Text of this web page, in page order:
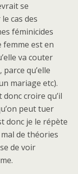
se
cas des
féminicides
femme est en
va couter
qu’elle
mariage etc).
croire qu’il
peut tuer
donc je le répète
de théories
de voir